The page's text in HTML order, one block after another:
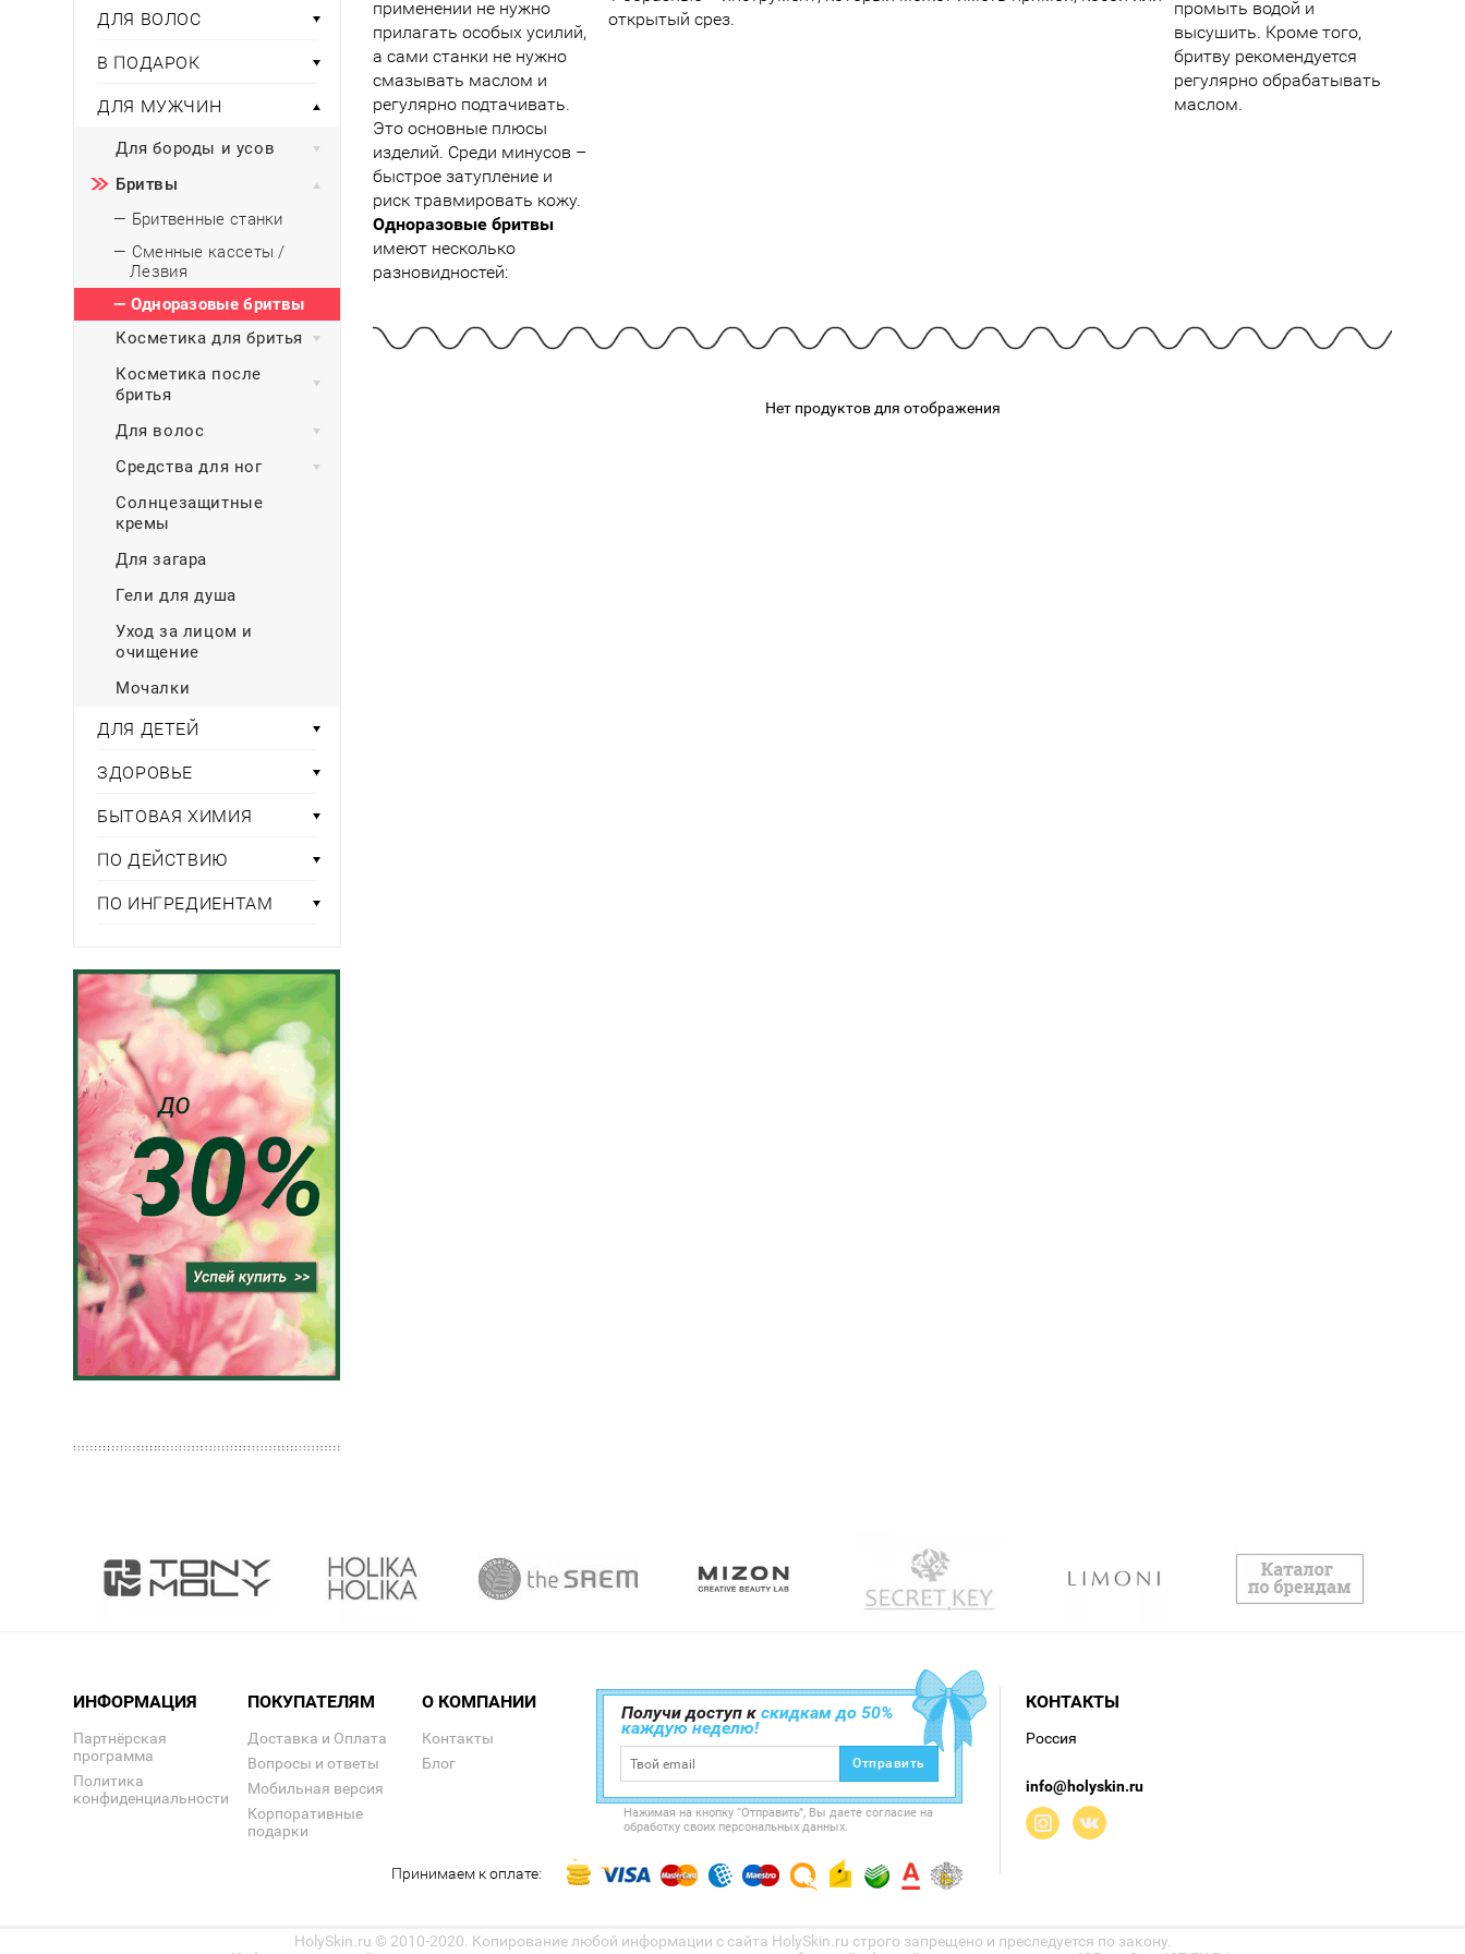
Для детей
Здоровье
Бытовая химия
Подборки
Румяна
Для фиксации макияжа
Тональные основы
Хайлайтер / Бронзатор
ДЛЯ ГЛАЗ
Базы под тени
Карандаши для глаз
Подводки
Тени для век
Туши для ресниц
ДЛЯ ГУБ
Блески
Карандаши для губ
Помады
Тинты
Прочие аксессуары
Самыйширокий ассортимент косметики всегда в наличии! Все бренды >>
подарочные наборы
Туши для ресниц
ДЛЯ ВОЛОС
В ПОДАРОК
ДЛЯ МУЖЧИН
Для бороды и усов
Бритвы
— Бритвенные станки
— Сменные кассеты /
Лезвия
— Одноразовые бритвы
Косметика для бритья
Косметика после
бритья
Для волос
Средства для ног
Солнцезащитные
кремы
Для загара
Гели для душа
Уход за лицом и
очищение
Мочалки
ДЛЯ ДЕТЕЙ
ЗДОРОВЬЕ
БЫТОВАЯ ХИМИЯ
ПО ДЕЙСТВИЮ
ПО ИНГРЕДИЕНТАМ
применении не нужно
прилагать особых усилий,
а сами станки не нужно
смазывать маслом и
регулярно подтачивать.
Это основные плюсы
изделий. Среди минусов –
быстрое затупление и
риск травмировать кожу.
Одноразовые бритвы
имеют несколько
разновидностей:
открытый срез.
промыть водой и
высушить. Кроме того,
бритву рекомендуется
регулярно обрабатывать
маслом.
Нет продуктов для отображения
ИНФОРМАЦИЯ
Партнёрская
программа
Политика
конфиденциальности
ПОКУПАТЕЛЯМ
Доставка и Оплата
Вопросы и ответы
Мобильная версия
Корпоративные
подарки
О КОМПАНИИ
Контакты
Блог
Получи доступ к скидкам до 50%
каждую неделю!
Отправить
Нажимая на кнопку “Отправить”, Вы даете согласие на
обработку своих персональных данных.
Принимаем к оплате:
КОНТАКТЫ
Россия
info@holyskin.ru
HolySkin.ru © 2010-2020. Копирование любой информации с сайта HolySkin.ru строго запрещено и преследуется по закону.